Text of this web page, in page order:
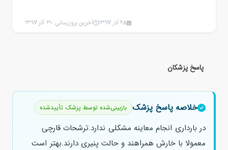
28 آذر 1397 آخرین بروزرسانی: 30 آذر 1397
پاسخ پزشکان
خلاصه پاسخ پزشک بازبینی‌شده توسط پزشک تأییدشده
در بارداری انجام معاینه مشکلی ندارد.ترشحات قارچی
معمولا با خارش همراهند و حالت پنیری دارند.بهتر است